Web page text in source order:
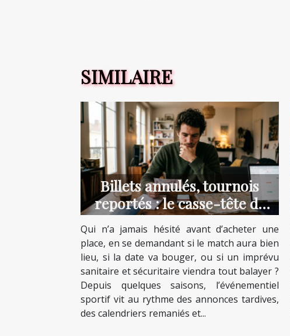
SIMILAIRE
Billets annulés, tournois
reportés : le casse-tête de
l’incertitude
Qui n’a jamais hésité avant d’acheter une
place, en se demandant si le match aura bien
lieu, si la date va bouger, ou si un imprévu
sanitaire et sécuritaire viendra tout balayer ?
Depuis quelques saisons, l’événementiel
sportif vit au rythme des annonces tardives,
des calendriers remaniés et...